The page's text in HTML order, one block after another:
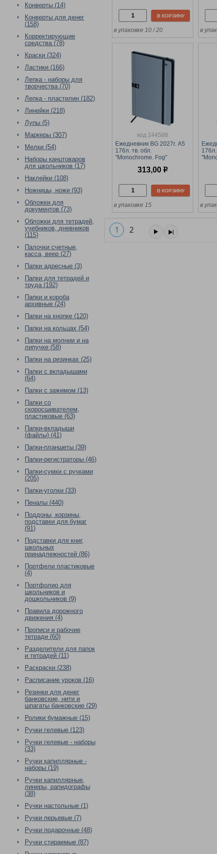
Конверты (14)
Конверты для денег
(158)
Корректирующие
средства (78)
Краски (324)
Ластики (166)
Лепка - наборы для
творчества (70)
Лепка - пластилин (182)
Линейки (218)
Лупы (5)
Маркеры (307)
Мелки (54)
Наборы канцтоваров
для школьников (17)
Наклейки (108)
Ножницы, ножи (93)
Обложки для
документов (73)
Обложки для тетрадей,
учебников, дневников
(115)
Палочки счетные,
касса, веер (27)
Папки адресные (3)
Папки для тетрадей и
труда (192)
Папки и короба
архивные (24)
Папки на кнопке (120)
Папки на кольцах (54)
Папки на молнии и на
липучке (58)
Папки на резинках (25)
Папки с вкладышами
(64)
Папки с зажимом (13)
Папки со
скоросшивателем,
пластиковые (63)
Папки-вкладыши
(файлы) (41)
Папки-планшеты (39)
Папки-регистраторы (46)
Папки-сумки с ручками
(205)
Папки-уголки (33)
Пеналы (440)
Поддоны, корзины,
подставки для бумаг
(91)
Подставки для книг,
школьных
принадлежностей (86)
Портфели пластиковые
(4)
Портфолио для
школьников и
дошкольников (9)
Правила дорожного
движения (4)
Прописи и рабочие
тетради (60)
Разделители для папок
и тетрадей (11)
Раскраски (238)
Расписание уроков (16)
Резинки для денег
банковские, нити и
шпагаты банковские (29)
Ролики бумажные (15)
Ручки гелевые (123)
Ручки гелевые - наборы
(33)
Ручки капиллярные -
наборы (19)
Ручки капиллярные,
линеры, рапидографы
(38)
Ручки настольные (1)
Ручки перьевые (7)
Ручки подарочные (48)
Ручки стираемые (87)
В КОРЗИНУ
в упаковке 10 / 20 в
код 244588
Ежедневник BG 2027г. А5
176л. тв. обл.
"Monochrome. Fog"
313,00 р
В КОРЗИНУ
в упаковке 15 в
1 2